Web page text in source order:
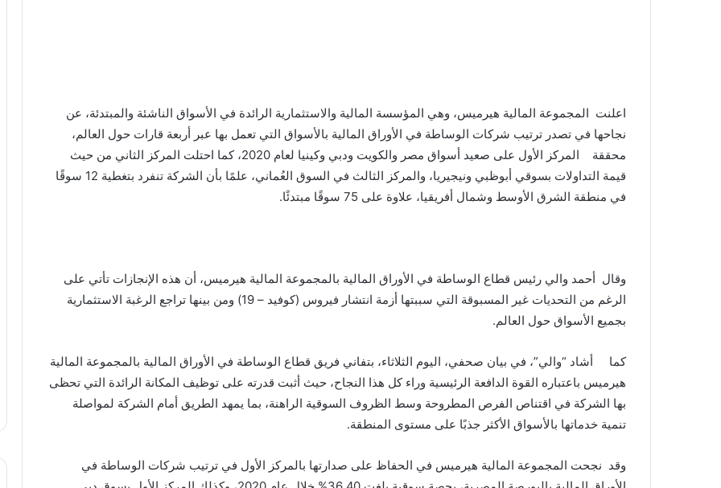
اعلنت المجموعة المالية هيرميس، وهي المؤسسة المالية والاستثمارية الرائدة في الأسواق الناشئة والمبتدئة، عن
نجاحها في تصدر ترتيب شركات الوساطة في الأوراق المالية بالأسواق التي تعمل بها عبر أربعة قارات حول العالم،
محققة المركز الأول على صعيد أسواق مصر والكويت ودبي وكينيا لعام 2020، كما احتلت المركز الثاني من حيث
قيمة التداولات بسوقي أبوظبي ونيجيريا، والمركز الثالث في السوق العُماني، علمًا بأن الشركة تنفرد بتغطية 12 سوقًا
في منطقة الشرق الأوسط وشمال أفريقيا، علاوة على 75 سوقًا مبتدئًا.
وقال أحمد والي رئيس قطاع الوساطة في الأوراق المالية بالمجموعة المالية هيرميس، أن هذه الإنجازات تأتي على
الرغم من التحديات غير المسبوقة التي سببتها أزمة انتشار فيروس (كوفيد – 19) ومن بينها تراجع الرغبة الاستثمارية
بجميع الأسواق حول العالم.
كما أشاد “والي”، في بيان صحفي، اليوم الثلاثاء، بتفاني فريق قطاع الوساطة في الأوراق المالية بالمجموعة المالية
هيرميس باعتباره القوة الدافعة الرئيسية وراء كل هذا النجاح، حيث أثبت قدرته على توظيف المكانة الرائدة التي تحظى
بها الشركة في اقتناص الفرص المطروحة وسط الظروف السوقية الراهنة، بما يمهد الطريق أمام الشركة لمواصلة
تنمية خدماتها بالأسواق الأكثر جذبًا على مستوى المنطقة.
وقد نجحت المجموعة المالية هيرميس في الحفاظ على صدارتها بالمركز الأول في ترتيب شركات الوساطة في